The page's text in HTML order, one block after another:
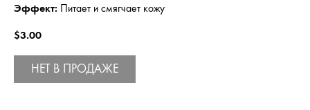
Эффект: Питает и смягчает кожу
$3.00
НЕТ В ПРОДАЖЕ